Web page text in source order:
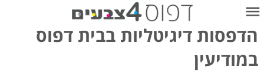
הדפסות דיגיטליות בבית דפוס
במודיעין